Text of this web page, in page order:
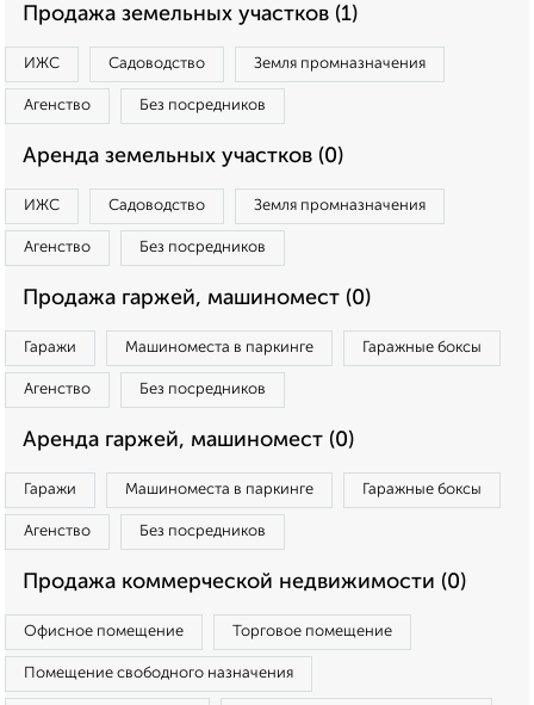
Продажа земельных участков (1)
ИЖС Садоводство Земля промназначения
Агенство Без посредников
Аренда земельных участков (0)
ИЖС Садоводство Земля промназначения
Агенство Без посредников
Продажа гаржей, машиномест (0)
Гаражи Машиноместа в паркинге Гаражные боксы
Агенство Без посредников
Аренда гаржей, машиномест (0)
Гаражи Машиноместа в паркинге Гаражные боксы
Агенство Без посредников
Продажа коммерческой недвижимости (0)
Офисное помещение Торговое помещение
Помещение свободного назначения